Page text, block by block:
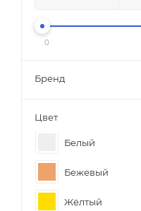
0
Бренд
Цвет
Белый
Бежевый
Жёлтый